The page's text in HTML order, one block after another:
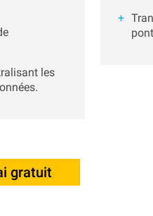
les
gratuit